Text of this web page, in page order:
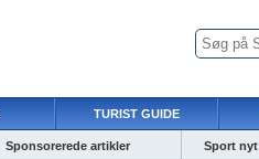
TURIST GUIDE
Sponsorerede artikler Sport nyt